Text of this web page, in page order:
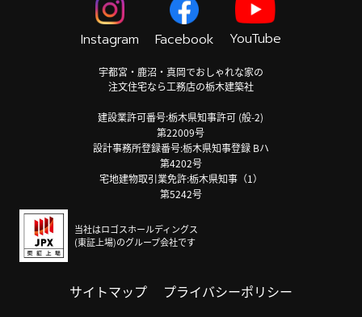
Instagram Facebook YouTube
宇都宮・鹿沼・真岡でおしゃれな家の
注文住宅なら工務店の栃木建築社
建設業許可番号:栃木県知事許可 (般-2)
第22009号
設計事務所登録番号:栃木県知事登録 Bハ
第4202号
宅地建物取引業免許:栃木県知事（1）
第5242号
当社はロゴスホールディングス
(東証上場)のグループ会社です
サイトマップ プライバシーポリシー